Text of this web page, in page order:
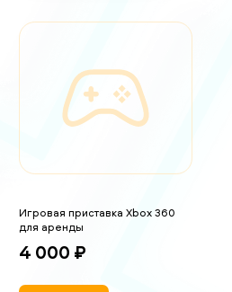
Игровая приставка Xbox 360
для аренды
4 000 ₽